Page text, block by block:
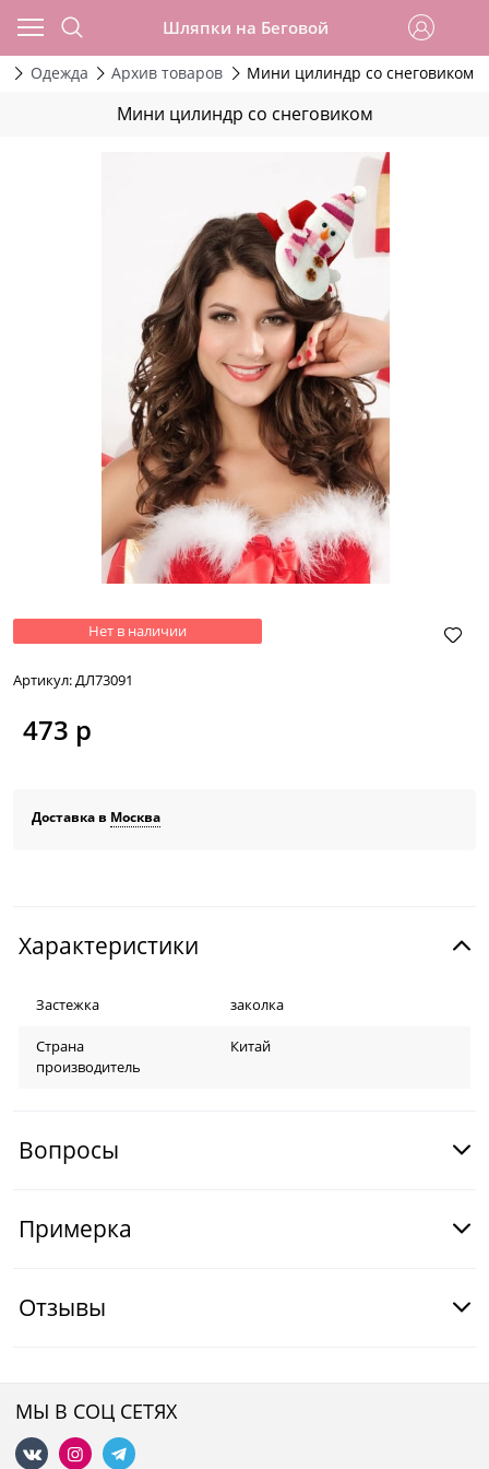
Шляпки на Беговой
Одежда Архив товаров Мини цилиндр со снеговиком
Мини цилиндр со снеговиком
Нет в наличии
Артикул:ДЛ73091
473 р
Доставка в Москва
Характеристики
Застежка заколка
Страна
производитель
Китай
Вопросы
Примерка
Отзывы
МЫ В СОЦ СЕТЯХ